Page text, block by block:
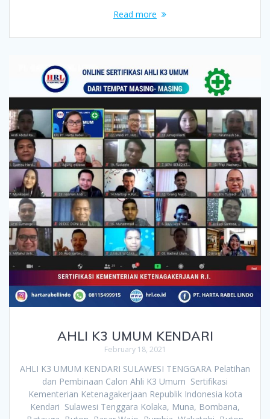
Read more
AHLI K3 UMUM KENDARI
February 18, 2021
AHLI K3 UMUM KENDARI SULAWESI TENGGARA Pelatihan
dan Pembinaan Calon Ahli K3 Umum Sertifikasi
Kementerian Ketenagakerjaan Republik Indonesia kota
Kendari Sulawesi Tenggara Kolaka, Muna, Bombana,